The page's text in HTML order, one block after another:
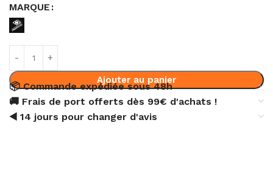
MARQUE
Ajouter au panier
📦 Commande expédiée sous 48h
🚚 Frais de port offerts dès 99€ d'achats !
◀️ 14 jours pour changer d'avis